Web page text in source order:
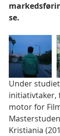
se.
Under
initiativtaker,
motor for
Kristiania